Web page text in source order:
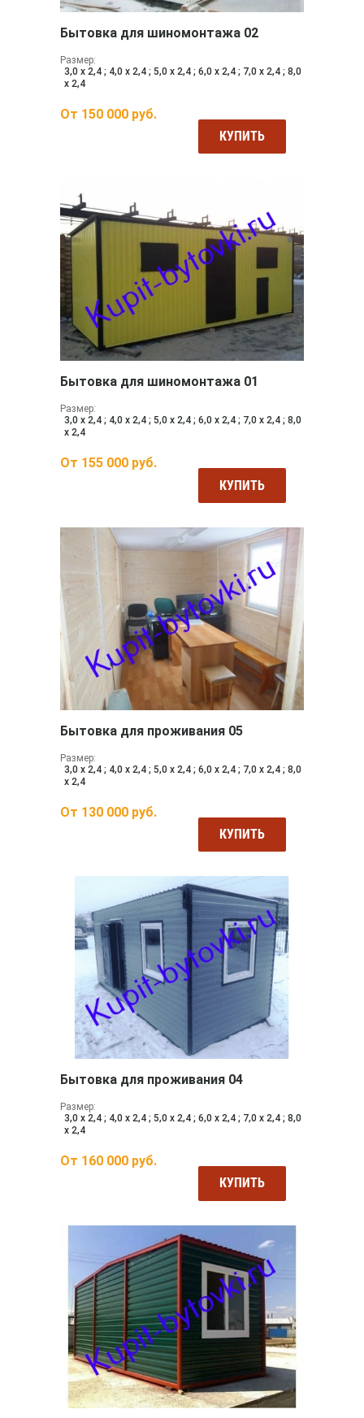
Бытовка для шиномонтажа 02
Размер:
3,0 х 2,4 ; 4,0 х 2,4 ; 5,0 х 2,4 ; 6,0 х 2,4 ; 7,0 х 2,4 ; 8,0
х 2,4
От 150 000 руб.
КУПИТЬ
Бытовка для шиномонтажа 01
Размер:
3,0 х 2,4 ; 4,0 х 2,4 ; 5,0 х 2,4 ; 6,0 х 2,4 ; 7,0 х 2,4 ; 8,0
х 2,4
От 155 000 руб.
КУПИТЬ
Бытовка для проживания 05
Размер:
3,0 х 2,4 ; 4,0 х 2,4 ; 5,0 х 2,4 ; 6,0 х 2,4 ; 7,0 х 2,4 ; 8,0
х 2,4
От 130 000 руб.
КУПИТЬ
Бытовка для проживания 04
Размер:
3,0 х 2,4 ; 4,0 х 2,4 ; 5,0 х 2,4 ; 6,0 х 2,4 ; 7,0 х 2,4 ; 8,0
х 2,4
От 160 000 руб.
КУПИТЬ